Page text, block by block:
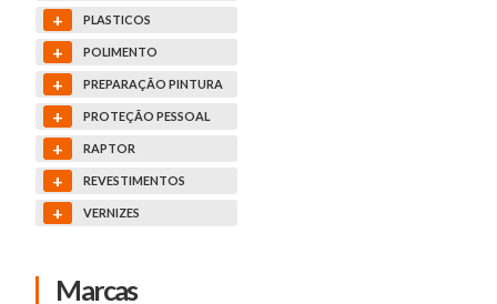
+ PLASTICOS
+ POLIMENTO
+ PREPARAÇÃO PINTURA
+ PROTEÇÃO PESSOAL
+ RAPTOR
+ REVESTIMENTOS
+ VERNIZES
Marcas